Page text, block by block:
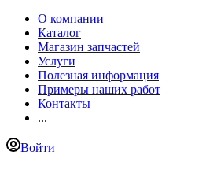
О компании
Каталог
Магазин запчастей
Услуги
Полезная информация
Примеры наших работ
Контакты
...
Войти